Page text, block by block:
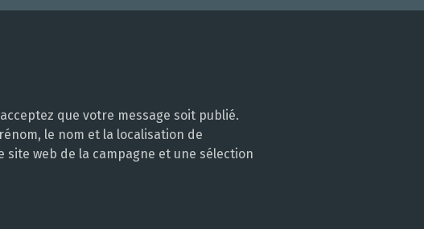
que votre message soit publié.
le nom et la localisation de
site web de la campagne et une sélection